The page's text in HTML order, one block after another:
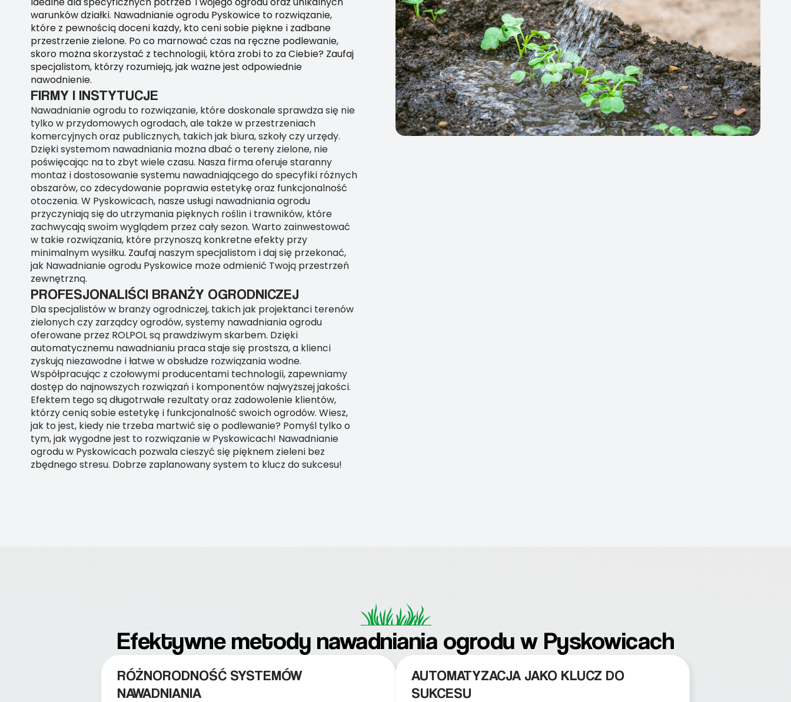
warunków działki. Nawadnianie ogrodu Pyskowice to rozwiązanie,
które z pewnością doceni każdy, kto ceni sobie piękne i zadbane
przestrzenie zielone. Po co marnować czas na ręczne podlewanie,
skoro można skorzystać z technologii, która zrobi to za Ciebie? Zaufaj
specjalistom, którzy rozumieją, jak ważne jest odpowiednie
nawodnienie.
FIRMY I INSTYTUCJE
Nawadnianie ogrodu to rozwiązanie, które doskonale sprawdza się nie
tylko w przydomowych ogrodach, ale także w przestrzeniach
komercyjnych oraz publicznych, takich jak biura, szkoły czy urzędy.
Dzięki systemom nawadniania można dbać o tereny zielone, nie
poświęcając na to zbyt wiele czasu. Nasza firma oferuje staranny
montaż i dostosowanie systemu nawadniającego do specyfiki różnych
obszarów, co zdecydowanie poprawia estetykę oraz funkcjonalność
otoczenia. W Pyskowicach, nasze usługi nawadniania ogrodu
przyczyniają się do utrzymania pięknych roślin i trawników, które
zachwycają swoim wyglądem przez cały sezon. Warto zainwestować
w takie rozwiązania, które przynoszą konkretne efekty przy
minimalnym wysiłku. Zaufaj naszym specjalistom i daj się przekonać,
jak Nawadnianie ogrodu Pyskowice może odmienić Twoją przestrzeń
zewnętrzną.
PROFESJONALIŚCI BRANŻY OGRODNICZEJ
Dla specjalistów w branży ogrodniczej, takich jak projektanci terenów
zielonych czy zarządcy ogrodów, systemy nawadniania ogrodu
oferowane przez ROLPOL są prawdziwym skarbem. Dzięki
automatycznemu nawadnianiu praca staje się prostsza, a klienci
zyskują niezawodne i łatwe w obsłudze rozwiązania wodne.
Współpracując z czołowymi producentami technologii, zapewniamy
dostęp do najnowszych rozwiązań i komponentów najwyższej jakości.
Efektem tego są długotrwałe rezultaty oraz zadowolenie klientów,
którzy cenią sobie estetykę i funkcjonalność swoich ogrodów. Wiesz,
jak to jest, kiedy nie trzeba martwić się o podlewanie? Pomyśl tylko o
tym, jak wygodne jest to rozwiązanie w Pyskowicach! Nawadnianie
ogrodu w Pyskowicach pozwala cieszyć się pięknem zieleni bez
zbędnego stresu. Dobrze zaplanowany system to klucz do sukcesu!
Efektywne metody nawadniania ogrodu w Pyskowicach
RÓŻNORODNOŚĆ SYSTEMÓW
NAWADNIANIA
AUTOMATYZACJA JAKO KLUCZ DO
SUKCESU